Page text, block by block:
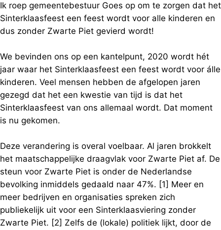
Ik roep gemeentebestuur Goes op om te zorgen dat het
Sinterklaasfeest een feest wordt voor alle kinderen en
dus zonder Zwarte Piet gevierd wordt!
We bevinden ons op een kantelpunt, 2020 wordt hét
jaar waar het Sinterklaasfeest een feest wordt voor álle
kinderen. Veel mensen hebben de afgelopen jaren
gezegd dat het een kwestie van tijd is dat het
Sinterklaasfeest van ons allemaal wordt. Dat moment
is nu gekomen.
Deze verandering is overal voelbaar. Al jaren brokkelt
het maatschappelijke draagvlak voor Zwarte Piet af. De
steun voor Zwarte Piet is onder de Nederlandse
bevolking inmiddels gedaald naar 47%. [1] Meer en
meer bedrijven en organisaties spreken zich
publiekelijk uit voor een Sinterklaasviering zonder
Zwarte Piet. [2] Zelfs de (lokale) politiek lijkt, door de